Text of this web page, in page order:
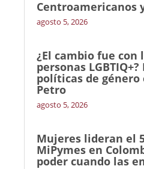
Centroamericanos
agosto 5, 2026
¿El cambio fue con
personas
políticas de
Petro
agosto 5, 2026
Mujeres lideran el
MiPymes en
poder cuando las